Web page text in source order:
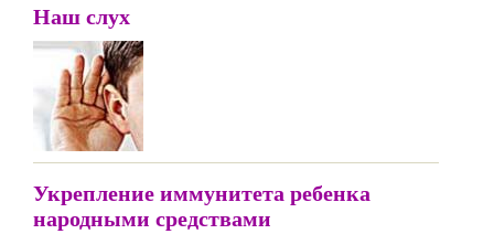
Наш слух
Укрепление иммунитета ребенка
народными средствами